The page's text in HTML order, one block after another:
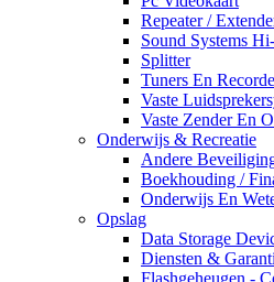
Repeater /
Sound Systems
Splitter
Tuners En
Vaste
Vaste Zender En
Onderwijs & Recreatie
Andere
Boekhouding /
Onderwijs En
Opslag
Data Storage
Diensten &
Flashgeheugen -